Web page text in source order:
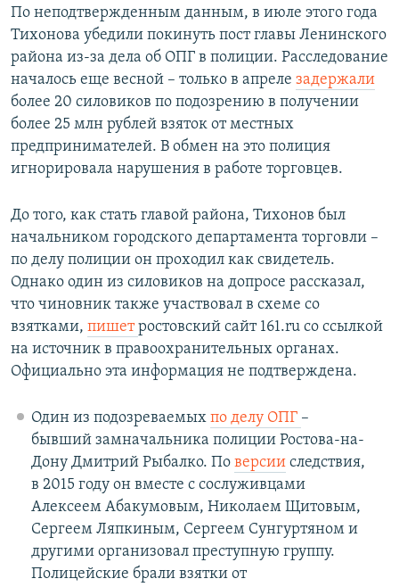
По неподтвержденным данным, в июле этого года
Тихонова убедили покинуть пост главы Ленинского
района из-за дела об ОПГ в полиции. Расследование
началось еще весной – только в апреле задержали
более 20 силовиков по подозрению в получении
более 25 млн рублей взяток от местных
предпринимателей. В обмен на это полиция
игнорировала нарушения в работе торговцев.
До того, как стать главой района, Тихонов был
начальником городского департамента торговли –
по делу полиции он проходил как свидетель.
Однако один из силовиков на допросе рассказал,
что чиновник также участвовал в схеме со
взятками, пишетростовский сайт 161.ru со ссылкой
на источник в правоохранительных органах.
Официально эта информация не подтверждена.
Один из подозреваемых по делу ОПГ –
бывший замначальника полиции Ростова-на-
Дону Дмитрий Рыбалко. По версииследствия,
в 2015 году он вместе с сослуживцами
Алексеем Абакумовым, Николаем Щитовым,
Сергеем Ляпкиным, Сергеем Сунгуртяном и
другими организовал преступную группу.
Полицейские брали взятки от